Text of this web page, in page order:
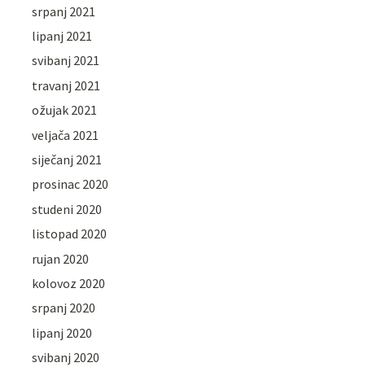
srpanj 2021
lipanj 2021
svibanj 2021
travanj 2021
ožujak 2021
veljača 2021
siječanj 2021
prosinac 2020
studeni 2020
listopad 2020
rujan 2020
kolovoz 2020
srpanj 2020
lipanj 2020
svibanj 2020